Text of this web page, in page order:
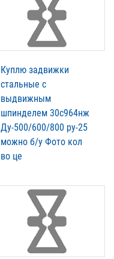
Куплю задвижки
стальные с
выдвижным
шпинделем 30с964нж
Ду-500/600/800 ру-25
можно б/у Фото кол
во це